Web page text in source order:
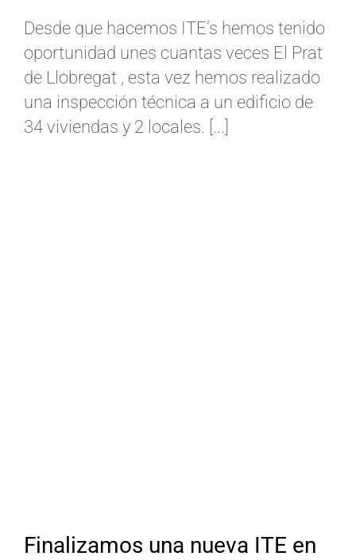
Desde que hacemos ITE’s hemos tenido
oportunidad unes cuantas veces El Prat
de Llobregat , esta vez hemos realizado
una inspección técnica a un edificio de
34 viviendas y 2 locales. [...]
Finalizamos una nueva ITE en